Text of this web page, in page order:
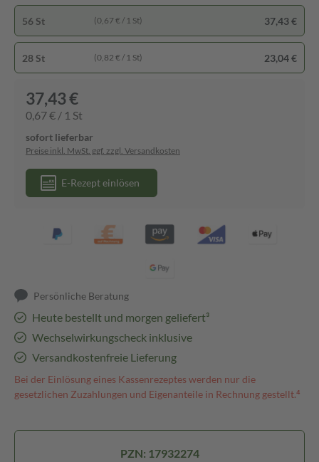
56 St (0,67 € / 1 St) 37,43 €
28 St (0,82 € / 1 St) 23,04 €
37,43 €
0,67 € / 1 St
sofort lieferbar
Preise inkl. MwSt. ggf. zzgl. Versandkosten
E-Rezept einlösen
Persönliche Beratung
Heute bestellt und morgen geliefert³
Wechselwirkungscheck inklusive
Versandkostenfreie Lieferung
Bei der Einlösung eines Kassenrezeptes werden nur die
gesetzlichen Zuzahlungen und Eigenanteile in Rechnung gestellt.⁴
PZN: 17932274